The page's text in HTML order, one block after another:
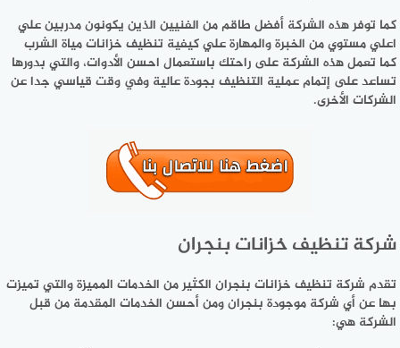
كما توفر هذه الشركة أفضل طاقم من الفنيين الذين يكونون مدربين علي
اعلي مستوي من الخبرة والمهارة علي كيفية تنظيف خزانات مياة الشرب
كما تعمل هذه الشركة على راحتك باستعمال احسن الأدوات، والتي بدورها
تساعد على إتمام عملية التنظيف بجودة عالية وفي وقت قياسي جدا عن
الشركات الأخرى.
شركة تنظيف خزانات بنجران
تقدم شركة تنظيف خزانات بنجران الكثير من الخدمات المميزة والتي تميزت
بها عن أي شركة موجودة بنجران ومن أحسن الخدمات المقدمة من قبل
الشركة هي: